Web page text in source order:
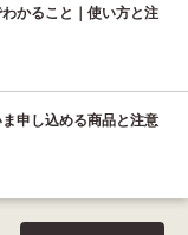
かること｜使い方と注
申し込める商品と注意